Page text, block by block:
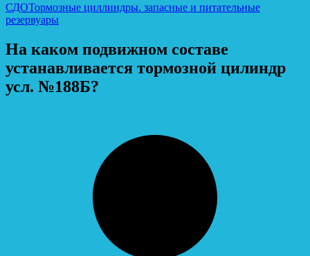
СДОТормозные циллиндры. запасные и питательные
резервуары
На каком подвижном составе
устанавливается тормозной цилиндр
усл. №188Б?